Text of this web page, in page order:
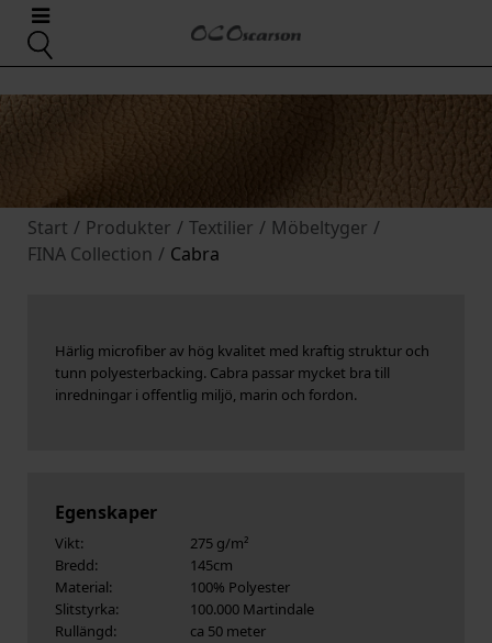
Start / Produkter / Textilier / Möbeltyger /
FINA Collection / Cabra
Härlig microfiber av hög kvalitet med kraftig struktur och
tunn polyesterbacking. Cabra passar mycket bra till
inredningar i offentlig miljö, marin och fordon.
Egenskaper
Vikt:
275 g/m²
Bredd:
145cm
Material:
100% Polyester
Slitstyrka:
100.000 Martindale
Rullängd:
ca 50 meter